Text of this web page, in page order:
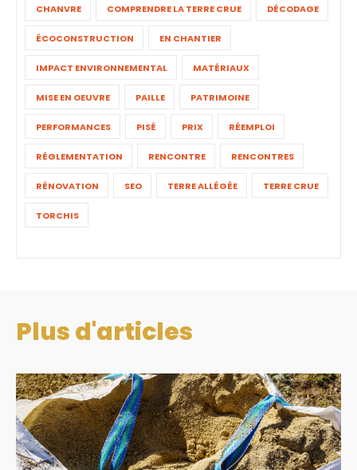
CHANVRE COMPRENDRE LA TERRE CRUE DÉCODAGE
ÉCOCONSTRUCTION EN CHANTIER
IMPACT ENVIRONNEMENTAL MATÉRIAUX
MISE EN OEUVRE PAILLE PATRIMOINE
PERFORMANCES PISÉ PRIX RÉEMPLOI
RÉGLEMENTATION RENCONTRE RENCONTRES
RÉNOVATION SEO TERRE ALLÉGÉE TERRE CRUE
TORCHIS
Plus d'articles